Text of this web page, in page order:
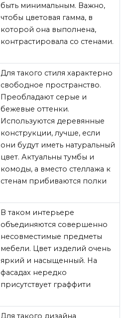
быть минимальным. Важно,
чтобы цветовая гамма, в
которой она выполнена,
контрастировала со стенами.
Для такого стиля характерно
свободное пространство.
Преобладают серые и
бежевые оттенки.
Используются деревянные
конструкции, лучше, если
они будут иметь натуральный
цвет. Актуальны тумбы и
комоды, а вместо стеллажа к
стенам прибиваются полки
В таком интерьере
объединяются совершенно
несовместимые предметы
мебели. Цвет изделий очень
яркий и насыщенный. На
фасадах нередко
присутствует граффити
Для такого дизайна